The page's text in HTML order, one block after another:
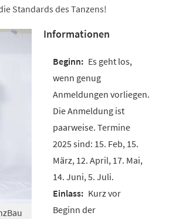
Standards des Tanzens!
Informationen
Es geht los,
wenn genug
Anmeldungen vorliegen.
Die Anmeldung ist
paarweise. Termine
2025 sind: 15. Feb, 15.
März, 12. April, 17. Mai,
14. Juni, 5. Juli.
Kurz vor
Beginn der